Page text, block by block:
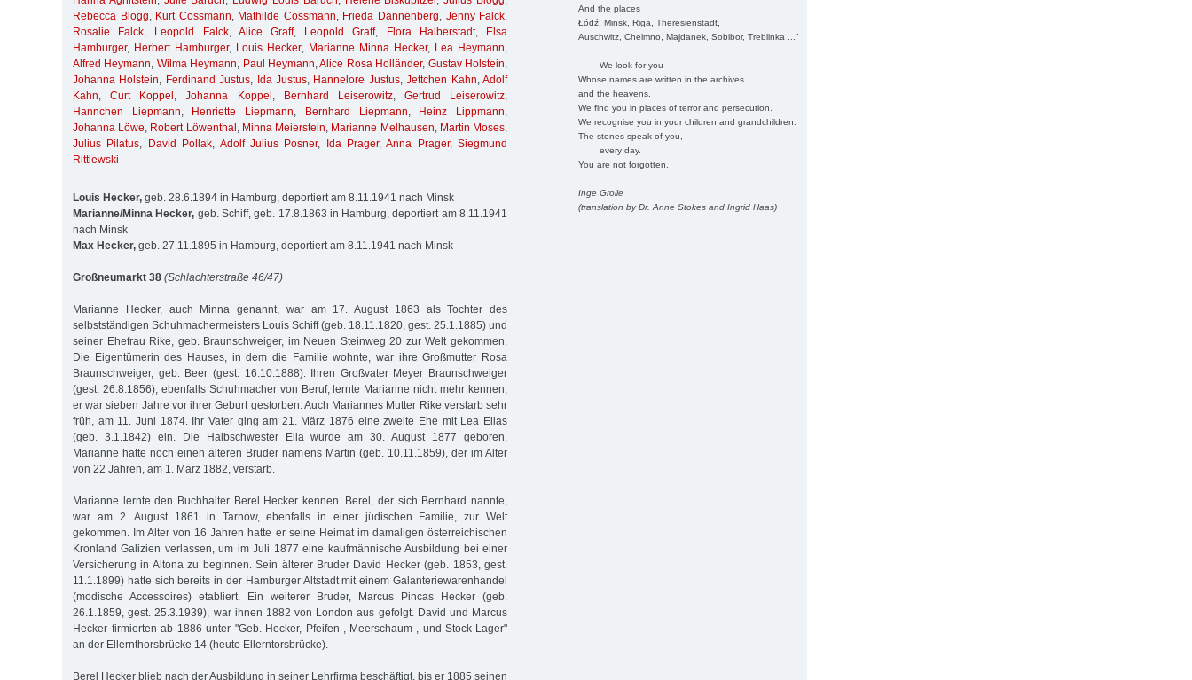
And the places
Łódź, Minsk, Riga, Theresienstadt,
Auschwitz, Chelmno, Majdanek, Sobibor, Treblinka ..."
We look for you
Whose names are written in the archives
and the heavens.
We find you in places of terror and persecution.
We recognise you in your children and grandchildren.
The stones speak of you,
every day.
You are not forgotten.
Inge Grolle
(translation by Dr. Anne Stokes and Ingrid Haas)
Rebecca Blogg, Kurt Cossmann, Mathilde Cossmann, Frieda Dannenberg, Jenny Falck,
Rosalie Falck, Leopold Falck, Alice Graff, Leopold Graff, Flora Halberstadt,
Elsa
Hamburger, Herbert Hamburger, Louis Hecker, Marianne Minna Hecker, Lea Heymann,
Alfred Heymann, Wilma Heymann, Paul Heymann,Alice Rosa Holländer, Gustav Holstein,
Johanna Holstein, Ferdinand Justus, Ida Justus, Hannelore Justus,Jettchen Kahn,Adolf
Kahn,Curt Koppel ,Johanna Koppel , Bernhard Leiserowitz, Gertrud Leiserowitz,
Hannchen Liepmann, Henriette Liepmann, Bernhard Liepmann, Heinz Lippmann,
Johanna Löwe, Robert Löwenthal , Minna Meierstein, Marianne Melhausen, Martin Moses,
Julius Pilatus, David Pollak, Adolf Julius Posner, Ida Prager,Anna Prager,Siegmund
Rittlewski
Louis Hecker, geb. 28.6.1894 in Hamburg, deportiert am 8.11.1941 nach Minsk
Marianne/Minna Hecker, geb. Schiff, geb. 17.8.1863 in Hamburg, deportiert am 8.11.1941
nach Minsk
Max Hecker, geb. 27.11.1895 in Hamburg, deportiert am 8.11.1941 nach Minsk
Großneumarkt 38 (Schlachterstraße 46/47)
Marianne Hecker, auch Minna genannt, war am 17. August 1863 als Tochter des
selbstständigen Schuhmachermeisters Louis Schiff (geb. 18.11.1820, gest. 25.1.1885) und
seiner Ehefrau Rike, geb. Braunschweiger, im Neuen Steinweg 20 zur Welt gekommen.
Die Eigentümerin des Hauses, in dem die Familie wohnte, war ihre Großmutter Rosa
Braunschweiger, geb. Beer (gest. 16.10.1888). Ihren Großvater Meyer Braunschweiger
(gest. 26.8.1856), ebenfalls Schuhmacher von Beruf, lernte Marianne nicht mehr kennen,
er war sieben Jahre vor ihrer Geburt gestorben. Auch Mariannes Mutter Rike verstarb sehr
früh, am 11. Juni 1874. Ihr Vater ging am 21. März 1876 eine zweite Ehe mit Lea Elias
(geb. 3.1.1842) ein. Die Halbschwester Ella wurde am 30. August 1877 geboren.
Marianne hatte noch einen älteren Bruder namens Martin (geb. 10.11.1859), der im Alter
von 22 Jahren, am 1. März 1882, verstarb.
Marianne lernte den Buchhalter Berel Hecker kennen. Berel, der sich Bernhard nannte,
war am 2. August 1861 in Tarnów, ebenfalls in einer jüdischen Familie, zur Welt
gekommen. Im Alter von 16 Jahren hatte er seine Heimat im damaligen österreichischen
Kronland Galizien verlassen, um im Juli 1877 eine kaufmännische Ausbildung bei einer
Versicherung in Altona zu beginnen. Sein älterer Bruder David Hecker (geb. 1853, gest.
11.1.1899) hatte sich bereits in der Hamburger Altstadt mit einem Galanteriewarenhandel
(modische Accessoires) etabliert. Ein weiterer Bruder, Marcus Pincas Hecker (geb.
26.1.1859, gest. 25.3.1939), war ihnen 1882 von London aus gefolgt. David und Marcus
Hecker firmierten ab 1886 unter "Geb. Hecker, Pfeifen-, Meerschaum-, und Stock-Lager"
an der Ellernthorsbrücke 14 (heute Ellerntorsbrücke).
Berel Hecker blieb nach der Ausbildung in seiner Lehrfirma beschäftigt, bis er 1885 seinen